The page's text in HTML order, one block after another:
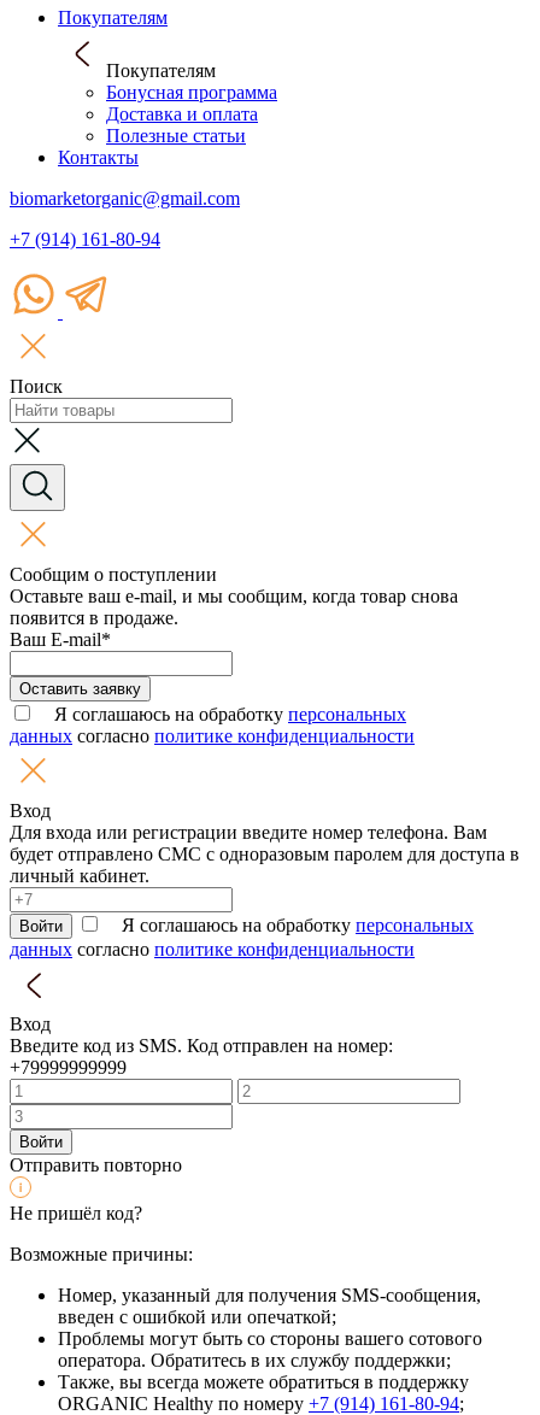
Покупателям
Покупателям
Бонусная программа
Доставка и оплата
Полезные статьи
Контакты
biomarketorganic@gmail.com
+7 (914) 161-80-94
Поиск
Сообщим о поступлении
Оставьте ваш e-mail, и мы сообщим, когда товар снова
появится в продаже.
Ваш E-mail*
Оставить заявку
Я соглашаюсь на обработку персональных
данных согласно политике конфиденциальности
Вход
Для входа или регистрации введите номер телефона. Вам
будет отправлено СМС с одноразовым паролем для доступа в
личный кабинет.
Войти Я соглашаюсь на обработку персональных
данных согласно политике конфиденциальности
Вход
Введите код из SMS. Код отправлен на номер:
+79999999999
Войти
Отправить повторно
Не пришёл код?
Возможные причины:
Номер, указанный для получения SMS-сообщения,
введен с ошибкой или опечаткой;
Проблемы могут быть со стороны вашего сотового
оператора. Обратитесь в их службу поддержки;
Также, вы всегда можете обратиться в поддержку
ORGANIC Healthy по номеру +7 (914) 161-80-94;